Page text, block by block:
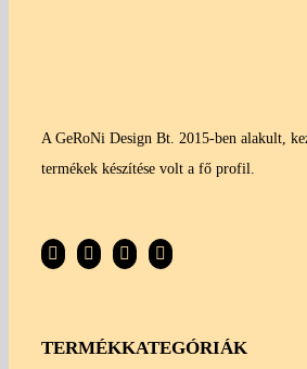
A GeRoNi Design Bt. 2015-ben alakult,
termékek készítése volt a fő profil.
TERMÉKKATEGÓRIÁK